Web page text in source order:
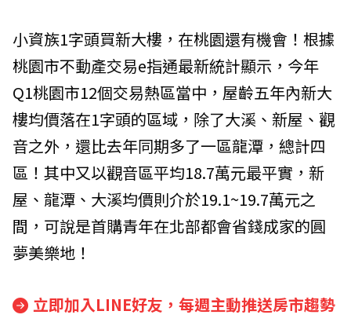
小資族1字頭買新大樓，在桃園還有機會！根據
桃園市不動產交易e指通最新統計顯示，今年
Q1桃園市12個交易熱區當中，屋齡五年內新大
樓均價落在1字頭的區域，除了大溪、新屋、觀
音之外，還比去年同期多了一區龍潭，總計四
區！其中又以觀音區平均18.7萬元最平實，新
屋、龍潭、大溪均價則介於19.1~19.7萬元之
間，可說是首購青年在北部都會省錢成家的圓
夢美樂地！
立即加入LINE好友，每週主動推送房市趨勢